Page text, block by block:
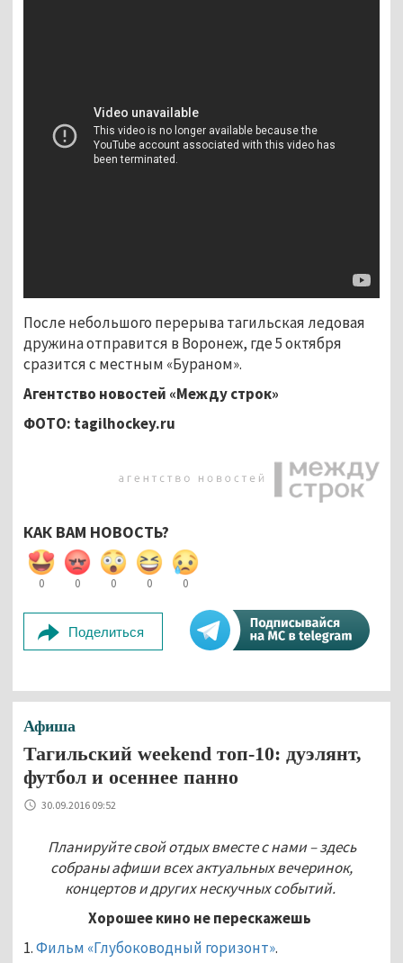
После небольшого перерыва тагильская ледовая
дружина отправится в Воронеж, где 5 октября
сразится с местным «Бураном».
Агентство новостей «Между строк»
ФОТО: tagilhockey.ru
КАК ВАМ НОВОСТЬ?
0 0 0 0 0
Поделиться
Афиша
Тагильский weekend топ-10: дуэлянт,
футбол и осеннее панно
30.09.2016 09:52
Планируйте свой отдых вместе с нами – здесь
собраны афиши всех актуальных вечеринок,
концертов и других нескучных событий.
Хорошее кино не перескажешь
1.Фильм «Глубоководный горизонт».